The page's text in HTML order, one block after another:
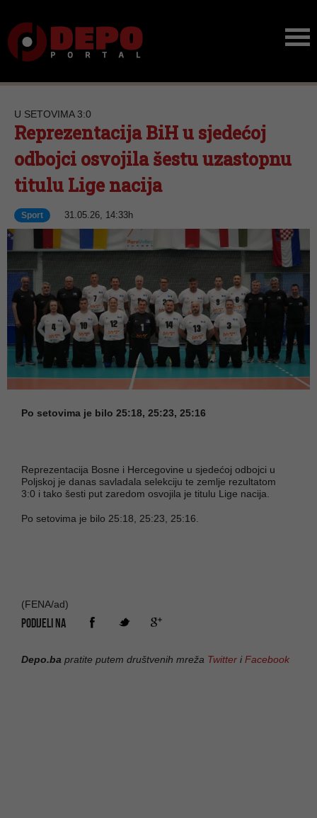
U SETOVIMA 3:0
Reprezentacija BiH u sjedećoj
odbojci osvojila šestu uzastopnu
titulu Lige nacija
Sport 31.05.26, 14:33h
Po setovima je bilo 25:18, 25:23, 25:16
Reprezentacija Bosne i Hercegovine u sjedećoj odbojci u
Poljskoj je danas savladala selekciju te zemlje rezultatom
3:0 i tako šesti put zaredom osvojila je titulu Lige nacija.
Po setovima je bilo 25:18, 25:23, 25:16.
(FENA/ad)
PODIJELI NA
Depo.ba pratite putem društvenih mreža Twitter iFacebook